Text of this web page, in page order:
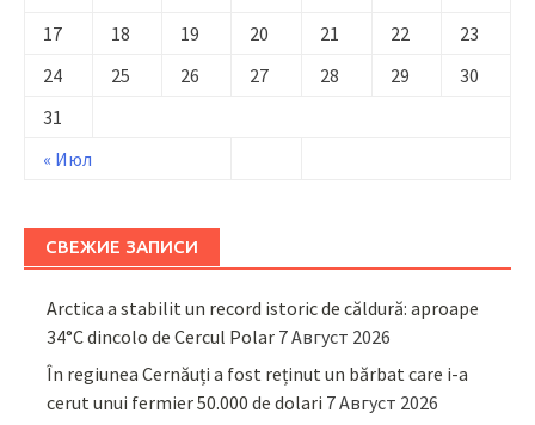
« Июл
17
18 19 20 21 22
23
24
25 26 27 28 29
30
31
СВЕЖИЕ ЗАПИСИ
Arctica a stabilit un record istoric de căldură: aproape
34°C dincolo de Cercul Polar 7 Август 2026
În regiunea Cernăuți a fost reținut un bărbat care i-a
cerut unui fermier 50.000 de dolari 7 Август 2026